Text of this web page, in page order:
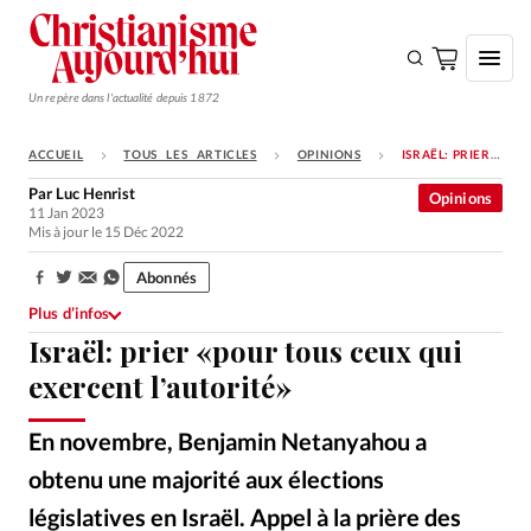
Un repère dans l'actualité depuis 1872
S'ABONNER
Monde
Opinions
Tous les articles
Faire un don
Emploi
Se connecter
ACCUEIL TOUS LES ARTICLES OPINIONS ISRAËL: PRIER «POUR TOUS CEUX QUI EXERCENT L’AUTORITÉ»
Israël: prier «pour tous ceux qui
exercent l’autorité»
En novembre, Benjamin Netanyahou a
obtenu une majorité aux élections
législatives en Israël. Appel à la prière des
Opinions
Par Luc Henrist
11 Jan 2023
Mis à jour le 15 Déc 2022
Partager:
Abonnés
Plus d’infos